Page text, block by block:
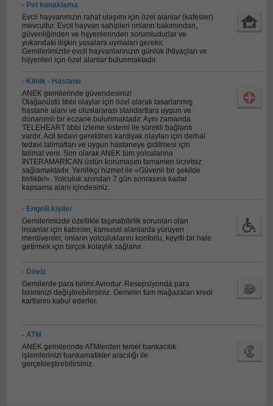
- Pet konaklama
Evcil hayvanınızın rahat ulaşımı için özel alanlar (kafesler)
mevcuttur. Evcil hayvan sahipleri onların bakımından,
güvenliğinden ve hıjyenlerinden sorumludurlar ve
yukarıdaki ilişkin yasalara uymaları gerekir.
Gemilerimizde evcil hayvanlarınızın günlük ihtiyaçları ve
hijyenleri için özel alanlar bulunmaktadır.
- Klinik - Hastane
ΑΝΕΚ gemilerinde güvendesiniz!
Olağanüstü tıbbi olaylar için özel olarak tasarlanmış
hastane alanı ve uluslararası standartlara uygun ve
donanımlı bir eczane bulunmaktadır. Aynı zamanda
TELEHEART tıbbi izleme sistemi ile sürekli bağlantı
vardır. Acil tedavi gerektiren kardiyak olayları için derhal
tedavi talimatları ve uygun hastaneye gidilmesi için
talimat verir. Son olarak ANEK tüm yolcularına
İNTERAMARİCAN üstün korumasını tamamen ücretsiz
sağlamaktadır. Yenilikçi hizmet ile «Güvenli bir şekilde
birlikte!». Yolculuk anından 7 gün sonrasına kadar
kapsama alanı içindesiniz.
- Engelli kişiler
Gemilerimizde özellikle taşınabilirlik sorunları olan
insanlar için kabinler, kamusal alanlarda yürüyen
merdivenler, onların yolculuklarını konforlu, keyifli bir hale
getirmek için birçok kolaylık sağlanır.
- Döviz
Gemilerde para birimi Avrodur. Resepsiyonda para
biriminizi değiştirebilirsiniz. Geminin tüm mağazaları kredi
kartlarını kabul ederler.
- ATM
ANEK gemilerinde ATMlerden temel bankacılık
işlemlerinizi bankamatikler aracılığı ile
gerçekleştirebilirsiniz.